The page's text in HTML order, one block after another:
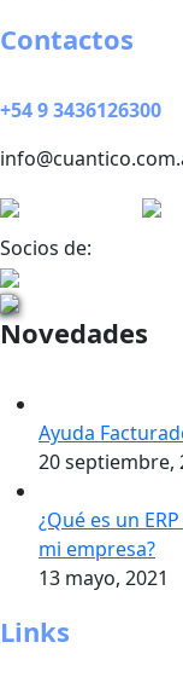
Contactos
+54 9 3436126300
Socios de:
Novedades
Ayuda
20 septiembre,
¿Qué es un
mi empresa?
13 mayo, 2021
Links